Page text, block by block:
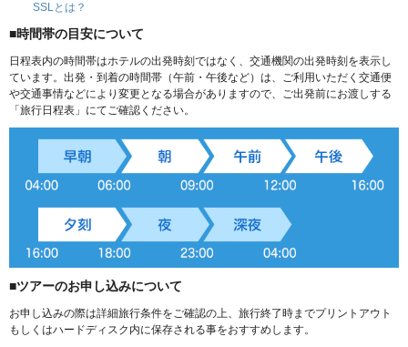
SSLとは？
■時間帯の目安について
日程表内の時間帯はホテルの出発時刻ではなく、交通機関の出発時刻を表示し
ています。出発・到着の時間帯（午前・午後など）は、ご利用いただく交通便
や交通事情などにより変更となる場合がありますので、ご出発前にお渡しする
「旅行日程表」にてご確認ください。
■ツアーのお申し込みについて
お申し込みの際は詳細旅行条件をご確認の上、旅行終了時までプリントアウト
もしくはハードディスク内に保存される事をおすすめします。